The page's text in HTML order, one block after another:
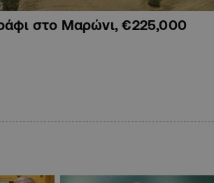
στο Μαρώνι, €225,000